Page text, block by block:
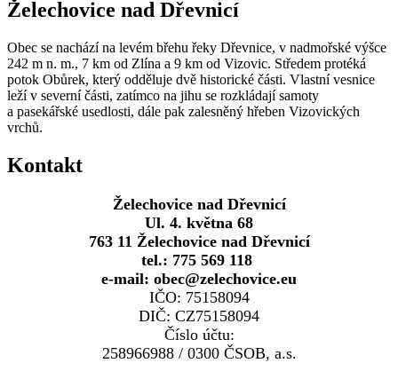
Želechovice nad Dřevnicí
Obec se nachází na levém břehu řeky Dřevnice, v nadmořské výšce
242 m n. m., 7 km od Zlína a 9 km od Vizovic. Středem protéká
potok Obůrek, který odděluje dvě historické části. Vlastní vesnice
leží v severní části, zatímco na jihu se rozkládají samoty
a pasekářské usedlosti, dále pak zalesněný hřeben Vizovických
vrchů.
Kontakt
Želechovice nad Dřevnicí
Ul. 4. května 68
763 11 Želechovice nad Dřevnicí
tel.: 775 569 118
e-mail: obec@zelechovice.eu
IČO: 75158094
DIČ: CZ75158094
Číslo účtu:
258966988 / 0300 ČSOB, a.s.